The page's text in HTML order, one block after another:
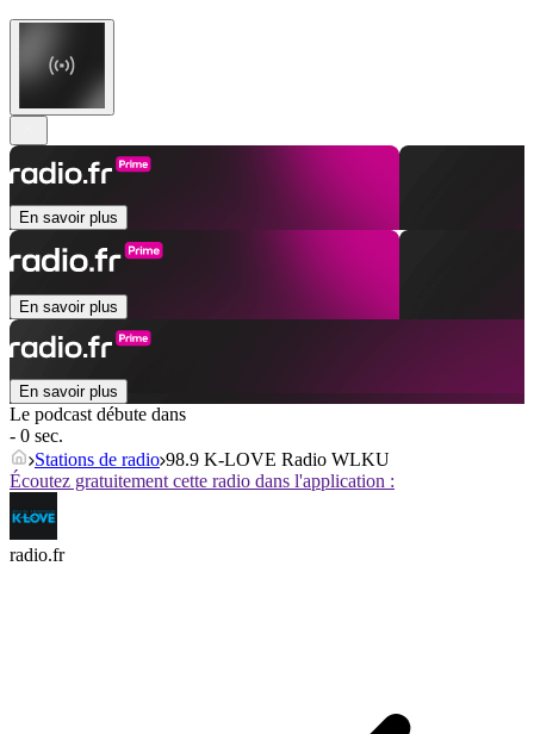
En savoir plus
En savoir plus
En savoir plus
Le podcast débute dans
- 0 sec.
Stations de radio 98.9 K-LOVE Radio WLKU
Écoutez gratuitement cette radio dans l'application :
radio.fr